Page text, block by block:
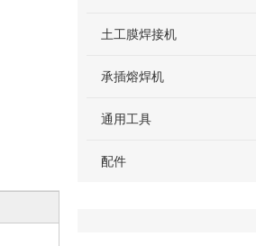
土工膜焊接机
承插熔焊机
通用工具
配件